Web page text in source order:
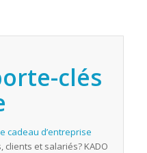
clés
cadeau d’entreprise
et salariés? KADO